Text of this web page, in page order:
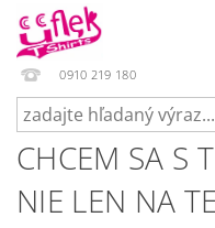
0910 219 180
CHCEM SA S
NIE LEN NA